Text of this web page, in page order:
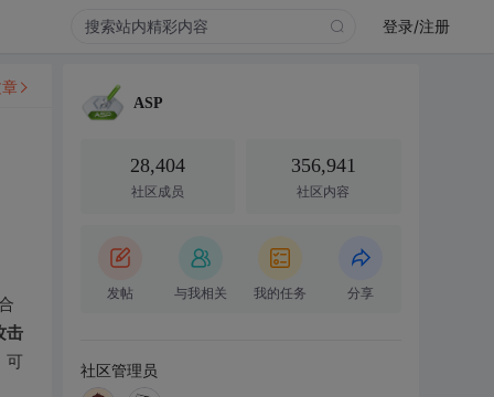
登录/注册
击
可
ASP
28,404
社区成员
356,941
社区内容
发帖 与我相关 我的任务 分享
社区管理员